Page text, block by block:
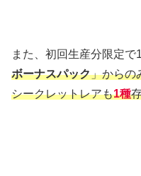
また、初回生産分限定で
ボーナスパック」からの
シークレットレアも1種